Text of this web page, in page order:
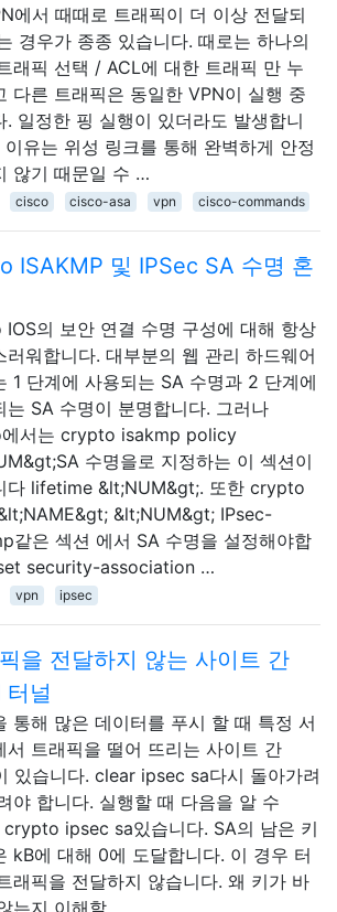
에서 때때로 트래픽이 더 이상 전달되
경우가 종종 있습니다. 때로는 하나의
래픽 선택 / ACL에 대한 트래픽 만 누
다른 트래픽은 동일한 VPN이 실행 중
. 일정한 핑 실행이 있더라도 발생합니
이유는 위성 링크를 통해 완벽하게 안정
않기 때문일 수 …
cisco cisco-asa vpn cisco-commands
ISAKMP 및 IPSec SA 수명 혼
IOS의 보안 연결 수명 구성에 대해 항상
러워합니다. 대부분의 웹 관리 하드웨어
1 단계에 사용되는 SA 수명과 2 단계에
는 SA 수명이 분명합니다. 그러나
서는 crypto isakmp policy
수명을로 지정하는 이 섹션이
다 lifetime &lt;NUM&gt;. 또한 crypto
&lt;NUM&gt; IPsec-
같은 섹션 에서 SA 수명을 설정해야합
security-association …
vpn ipsec
을 전달하지 않는 사이트 간
널
통해 많은 데이터를 푸시 할 때 특정 서
서 트래픽을 떨어 뜨리는 사이트 간
있습니다. clear ipsec sa다시 돌아가려
야 합니다. 실행할 때 다음을 알 수
ipsec sa있습니다. SA의 남은 키
kB에 대해 0에 도달합니다. 이 경우 터
래픽을 전달하지 않습니다. 왜 키가 바
는지 이해할 …